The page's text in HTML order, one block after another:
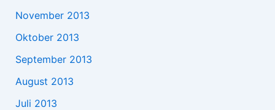
November 2013
Oktober 2013
September 2013
August 2013
Juli 2013